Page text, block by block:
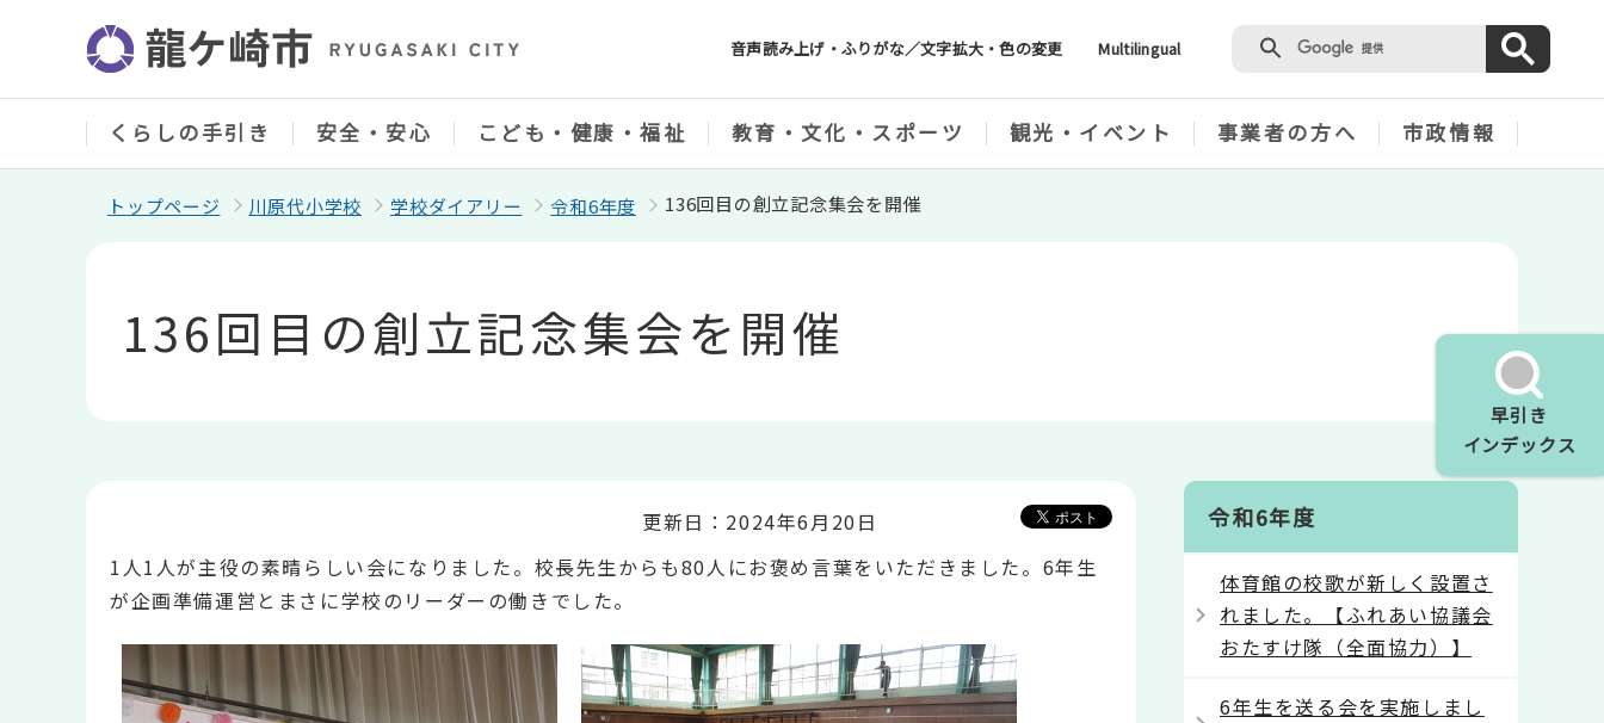
ジ
音声読み上げ・ふりがな／文字拡大・色の変更 Multilingual
早引き
インデックス
くらしの手引き 安全・安心 こども・健康・福祉 教育・文化・スポーツ 観光・イベント 事業者の方へ 市政情報
トップページ 川原代小学校 学校ダイアリー 令和6年度 136回目の創立記念集会を開催
136回目の創立記念集会を開催
更新日：2024年6月20日
1人1人が主役の素晴らしい会になりました。校長先生からも80人にお褒め言葉をいただきました。6年生
が企画準備運営とまさに学校のリーダーの働きでした。
令和6年度
体育館の校歌が新しく設置さ
れました。【ふれあい協議会
おたすけ隊（全面協力）】
6年生を送る会を実施しまし